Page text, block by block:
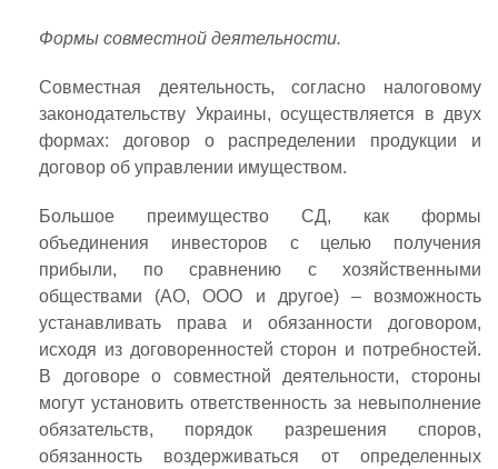
Формы совместной деятельности.
Совместная деятельность, согласно налоговому
законодательству Украины, осуществляется в двух
формах: договор о распределении продукции и
договор об управлении имуществом.
Большое преимущество СД, как формы
объединения инвесторов с целью получения
прибыли, по сравнению с хозяйственными
обществами (АО, ООО и другое) – возможность
устанавливать права и обязанности договором,
исходя из договоренностей сторон и потребностей.
В договоре о совместной деятельности, стороны
могут установить ответственность за невыполнение
обязательств, порядок разрешения споров,
обязанность воздерживаться от определенных